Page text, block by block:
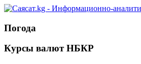
Погода
Курсы валют НБКР